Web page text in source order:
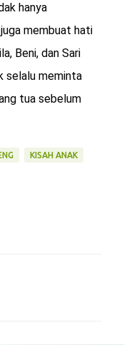
hanya
membuat hati
Beni, dan Sari
selalu meminta
tua sebelum
KISAH ANAK